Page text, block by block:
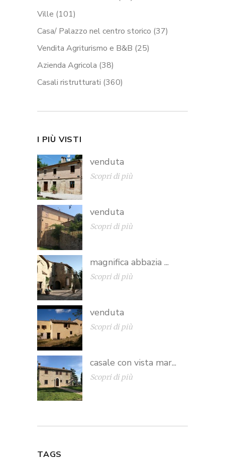
Ville (101)
Casa/ Palazzo nel centro storico (37)
Vendita Agriturismo e B&B (25)
Azienda Agricola (38)
Casali ristrutturati (360)
I PIÙ VISTI
venduta
Scopri di più
venduta
Scopri di più
magnifica abbazia ...
Scopri di più
venduta
Scopri di più
casale con vista mar...
Scopri di più
TAGS